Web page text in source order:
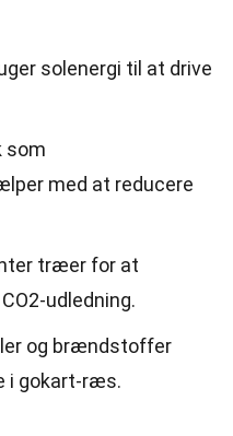
solenergi til at drive
som
med at reducere
træer for at
udledning.
og brændstoffer
i gokart-ræs.